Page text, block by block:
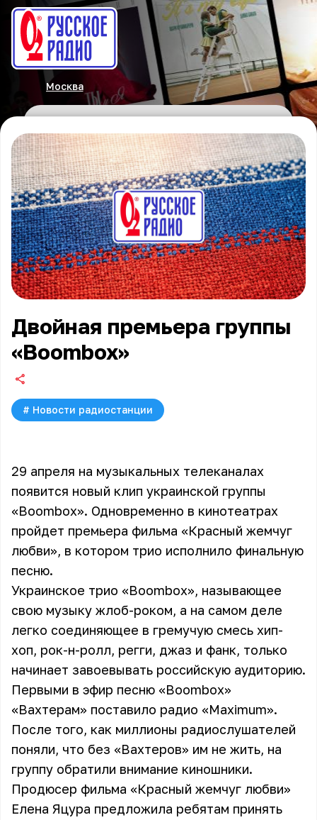
Москва
Двойная премьера группы
«Boombox»
# Новости радиостанции
29 апреля на музыкальных телеканалах
появится новый клип украинской группы
«Boombox». Одновременно в кинотеатрах
пройдет премьера фильма «Красный жемчуг
любви», в котором трио исполнило финальную
песню.
Украинское трио «Boombox», называющее
свою музыку жлоб-роком, а на самом деле
легко соединяющее в гремучую смесь хип-
хоп, рок-н-ролл, регги, джаз и фанк, только
начинает завоевывать российскую аудиторию.
Первыми в эфир песню «Boombox»
«Вахтерам» поставило радио «Maximum».
После того, как миллионы радиослушателей
поняли, что без «Вахтеров» им не жить, на
группу обратили внимание киношники.
Продюсер фильма «Красный жемчуг любви»
Елена Яцура предложила ребятам принять